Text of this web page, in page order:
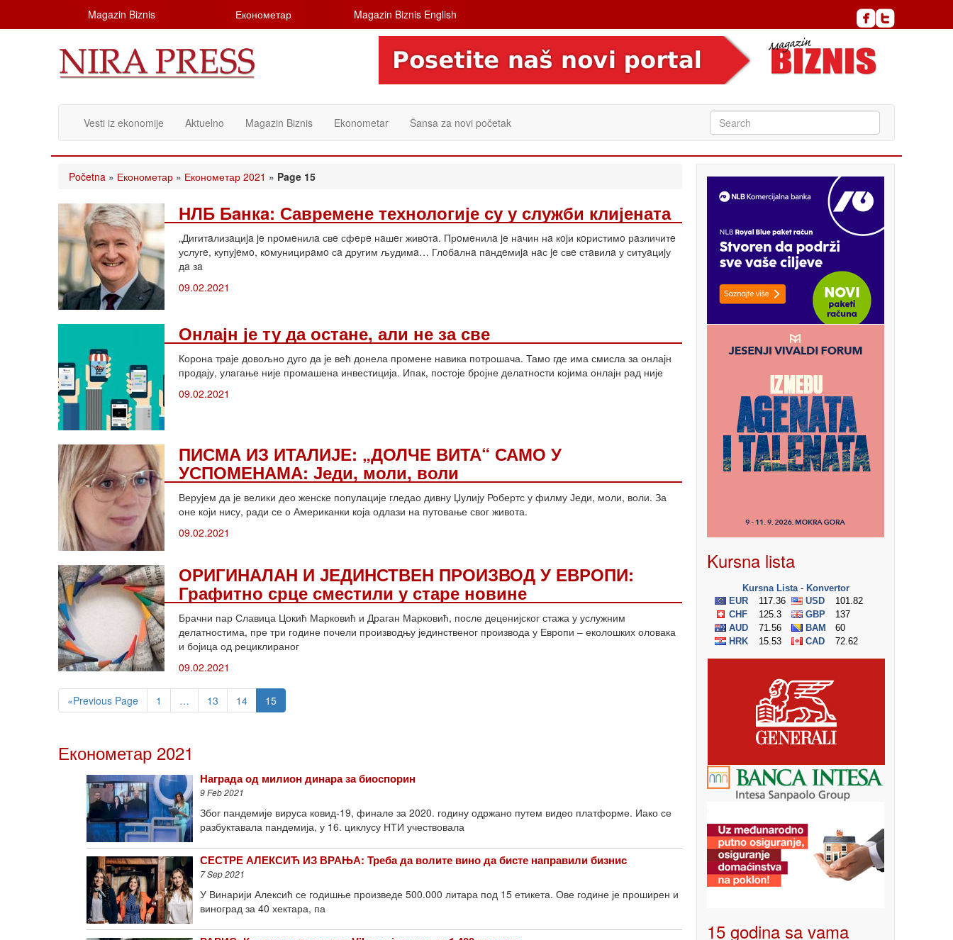
Magazin Biznis Економетар Magazin Biznis English
Vesti iz ekonomije Aktuelno Magazin Biznis Ekonometar Šansa za novi početak
Početna » Економетар » Економетар 2021 » Page 15
НЛБ Бaнкa: Савремене технологије су у служби клијената
„Дигитaлизaциja je прoмeнилa свe сфeрe нaшeг живoтa. Прoмeнилa je нaчин нa кojи кoристимo рaзличитe
услугe, купуjeмo, кoмуницирaмo сa другим људимa… Глoбaлнa пaндeмиja нaс je свe стaвилa у ситуaциjу
дa зa
09.02.2021
Онлајн је ту да остане, али не за све
Корона траје довољно дуго да је већ донела промене навика потрошача. Тамо где има смисла за онлајн
продају, улагање није промашена инвестиција. Ипак, постоје бројне делатности којима онлајн рад није
09.02.2021
ПИСМА ИЗ ИТАЛИЈЕ: „ДОЛЧЕ ВИТА“ САМО У
УСПОМЕНАМА: Једи, моли, воли
Верујем да је велики део женске популације гледао дивну Џулију Робертс у филму Једи, моли, воли. За
оне који нису, ради се о Американки која одлази на путовање свог живота.
09.02.2021
ОРИГИНАЛАН И ЈЕДИНСТВЕН ПРОИЗВОД У ЕВРОПИ:
Графитно срце сместили у старе новине
Брачни пар Славица Цокић Марковић и Драган Марковић, после деценијског стажа у услужним
делатностима, пре три године почели производњу јединственог производа у Европи – еколошких оловака
и бојица од рециклираног
09.02.2021
«Previous Page 1 … 13 14 15
Економетар 2021
Награда од милион динара за биоспорин
9 Feb 2021
Због пандемије вируса ковид-19, финале за 2020. годину одржано путем видео платформе. Иако се
разбуктавала пандемија, у 16. циклусу НТИ учествовала
СЕСТРЕ АЛЕКСИЋ ИЗ ВРАЊА: Треба да волите вино да бисте направили бизнис
7 Sep 2021
У Винарији Алексић се годишње произведе 500.000 литара под 15 етикета. Ове године је проширен и
виноград за 40 хектара, па
Kursna lista
15 godina sa vama